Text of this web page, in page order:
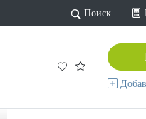
Поиск